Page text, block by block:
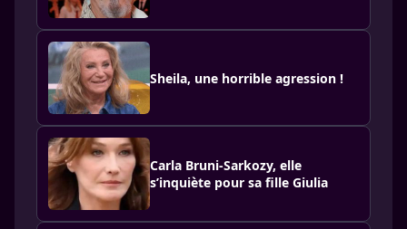
Sheila, une horrible agression !
Carla Bruni-Sarkozy, elle
s’inquiète pour sa fille Giulia